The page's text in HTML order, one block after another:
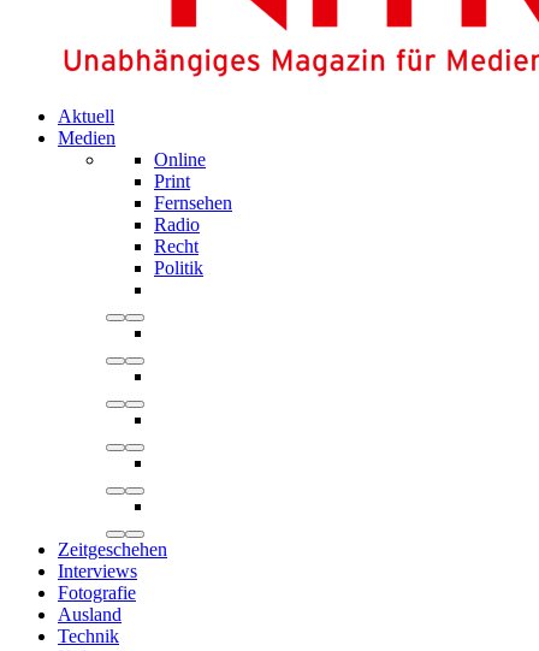
Aktuell
Medien
Online
Print
Fernsehen
Radio
Recht
Politik
Zeitgeschehen
Interviews
Fotografie
Ausland
Technik